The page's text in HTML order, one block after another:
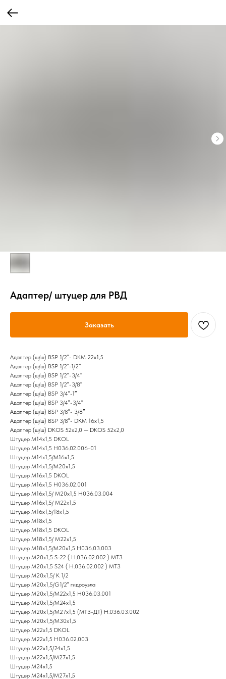
Адаптер/ штуцер для РВД
Заказать
Адаптер (ш/ш) BSP 1/2″- DKM 22х1,5
Адаптер (ш/ш) BSP 1/2″-1/2″
Адаптер (ш/ш) BSP 1/2″-3/4″
Адаптер (ш/ш) BSP 1/2″-3/8″
Адаптер (ш/ш) BSP 3/4″-1″
Адаптер (ш/ш) BSP 3/4″-3/4″
Адаптер (ш/ш) BSP 3/8″- 3/8″
Адаптер (ш/ш) BSP 3/8″- DKM 16х1,5
Адаптер (ш/ш) DKOS 52х2,0 — DKOS 52х2,0
Штуцер М14х1,5 DKOL
Штуцер М14х1,5 Н036.02.006-01
Штуцер М14х1,5/М16х1,5
Штуцер М14х1,5/М20х1,5
Штуцер М16х1,5 DKOL
Штуцер М16х1,5 Н036.02.001
Штуцер М16х1,5/ М20х1,5 Н036.03.004
Штуцер М16х1,5/ М22х1,5
Штуцер М16х1,5/18х1,5
Штуцер М18х1,5
Штуцер М18х1,5 DKOL
Штуцер М18х1,5/ М22х1,5
Штуцер М18х1,5/М20х1,5 Н036.03.003
Штуцер М20х1,5 S-22 ( Н.036.02.002 ) МТЗ
Штуцер М20х1,5 S24 ( Н.036.02.002 ) МТЗ
Штуцер М20х1,5/ К 1/2
Штуцер М20х1,5/G1/2″ гидроузла
Штуцер М20х1,5/М22х1,5 Н036.03.001
Штуцер М20х1,5/М24х1,5
Штуцер М20х1,5/М27х1,5 (МТЗ-ДТ) Н.036.03.002
Штуцер М20х1,5/М30х1,5
Штуцер М22х1,5 DKOL
Штуцер М22х1,5 Н036.02.003
Штуцер М22х1,5/24х1,5
Штуцер М22х1,5/М27х1,5
Штуцер М24х1,5
Штуцер М24х1,5/М27х1,5